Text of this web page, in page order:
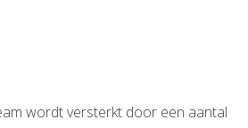
wordt versterkt door een aantal